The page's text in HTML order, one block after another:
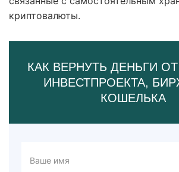
криптовалюты.
КАК ВЕРНУТЬ ДЕНЬГИ
ИНВЕСТПРОЕКТА,
КОШЕЛЬКА